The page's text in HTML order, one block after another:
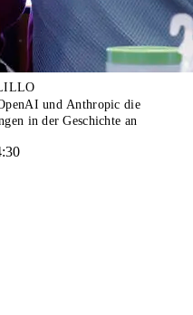
und Anthropic die
in der Geschichte an